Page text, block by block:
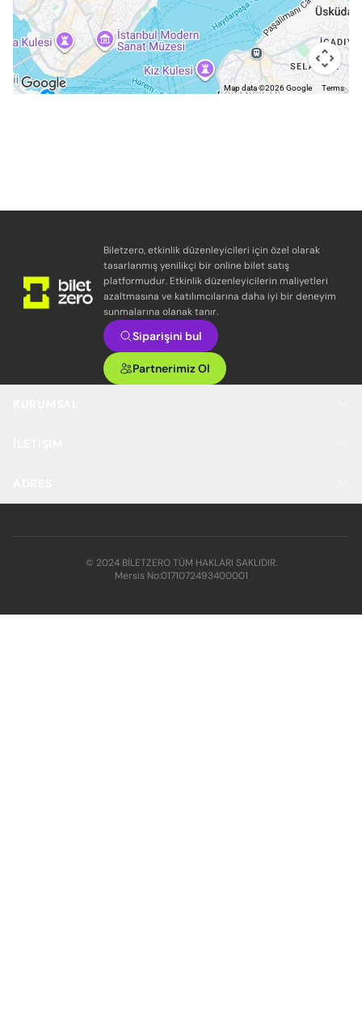
Map data ©2026 Google Terms
Biletzero, etkinlik düzenleyicileri için özel olarak
tasarlanmış yenilikçi bir online bilet satış
platformudur. Etkinlik düzenleyicilerin maliyetleri
azaltmasına ve katılımcılarına daha iyi bir deneyim
sunmalarına olanak tanır.
Siparişini bul
Partnerimiz Ol
© 2024 BİLETZERO TÜM HAKLARI SAKLIDIR.
Mersis No:0171072493400001